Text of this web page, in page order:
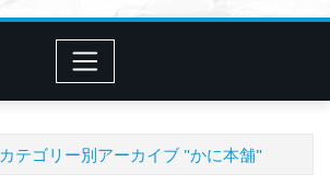
カテゴリー別アーカイブ "かに本舗"